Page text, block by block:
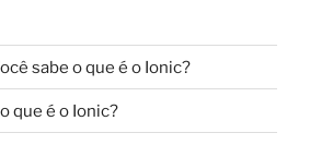
sabe o que é o Ionic?
que é o Ionic?